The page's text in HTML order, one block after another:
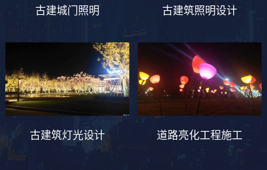
古建城门照明 古建筑照明设计
古建筑灯光设计 道路亮化工程施工